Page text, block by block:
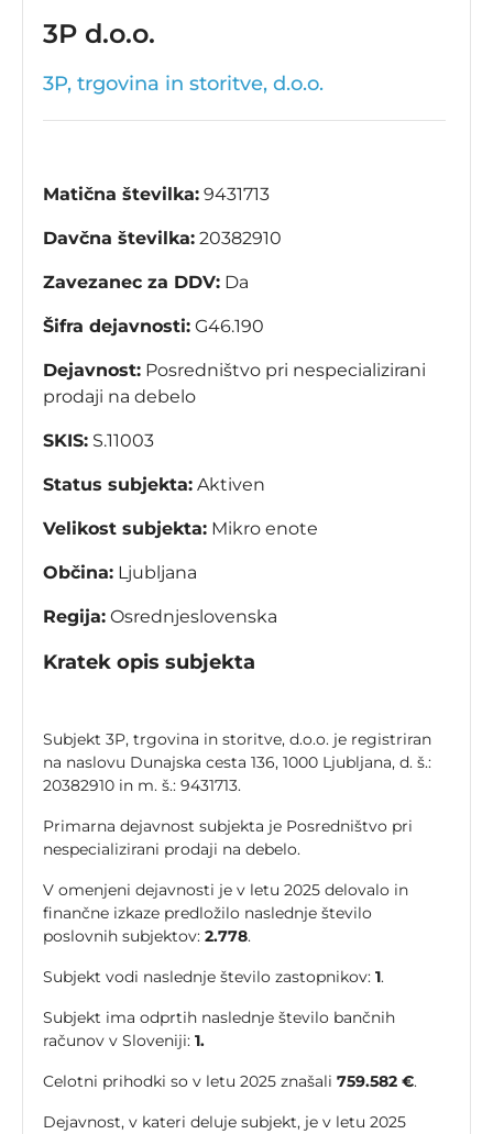
3P d.o.o.
3P, trgovina in storitve, d.o.o.
Matična številka: 9431713
Davčna številka: 20382910
Zavezanec za DDV: Da
Šifra dejavnosti: G46.190
Dejavnost: Posredništvo pri nespecializirani
prodaji na debelo
SKIS: S.11003
Status subjekta: Aktiven
Velikost subjekta: Mikro enote
Občina: Ljubljana
Regija: Osrednjeslovenska
Kratek opis subjekta
Subjekt 3P, trgovina in storitve, d.o.o. je registriran
na naslovu Dunajska cesta 136, 1000 Ljubljana, d. š.:
20382910 in m. š.: 9431713.
Primarna dejavnost subjekta je Posredništvo pri
nespecializirani prodaji na debelo.
V omenjeni dejavnosti je v letu 2025 delovalo in
finančne izkaze predložilo naslednje število
poslovnih subjektov: 2.778.
Subjekt vodi naslednje število zastopnikov: 1.
Subjekt ima odprtih naslednje število bančnih
računov v Sloveniji: 1.
Celotni prihodki so v letu 2025 znašali 759.582 €.
Dejavnost, v kateri deluje subjekt, je v letu 2025